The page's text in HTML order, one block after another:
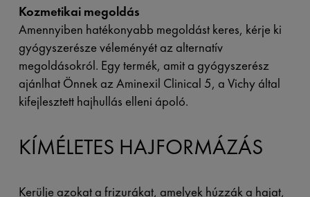
Kozmetikai megoldás
Amennyiben hatékonyabb megoldást keres, kérje ki
gyógyszerésze véleményét az alternatív
megoldásokról. Egy termék, amit a gyógyszerész
ajánlhat Önnek az Aminexil Clinical 5, a Vichy által
kifejlesztett hajhullás elleni ápoló.
KÍMÉLETES HAJFORMÁZÁS
Kerülje azokat a frizurákat, amelyek húzzák a hajat,